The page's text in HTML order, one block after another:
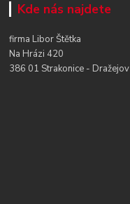
Kde nás najdete
firma Libor Štětka
Na Hrázi 420
386 01 Strakonice - Dražejov